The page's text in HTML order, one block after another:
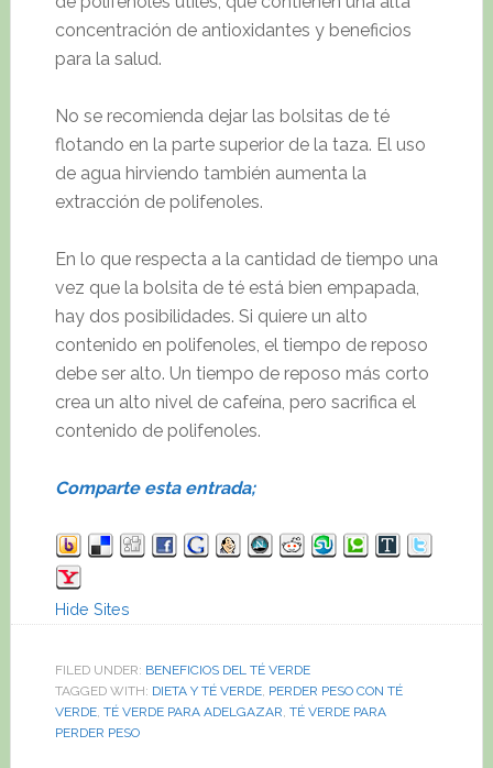
concentración de antioxidantes y beneficios
para la salud.
No se recomienda dejar las bolsitas de té
flotando en la parte superior de la taza. El uso
de agua hirviendo también aumenta la
extracción de polifenoles.
En lo que respecta a la cantidad de tiempo una
vez que la bolsita de té está bien empapada,
hay dos posibilidades. Si quiere un alto
contenido en polifenoles, el tiempo de reposo
debe ser alto. Un tiempo de reposo más corto
crea un alto nivel de cafeína, pero sacrifica el
contenido de polifenoles.
Comparte esta entrada;
Hide Sites
FILED UNDER: BENEFICIOS DEL TÉ VERDE
TAGGED WITH: DIETA Y TÉ VERDE, PERDER PESO CON TÉ
VERDE, TÉ VERDE PARA ADELGAZAR, TÉ VERDE PARA
PERDER PESO